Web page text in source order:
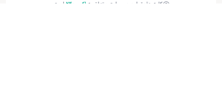
کلیه حقوق این وب‌سایت متعلق به اکسین‌24
است.